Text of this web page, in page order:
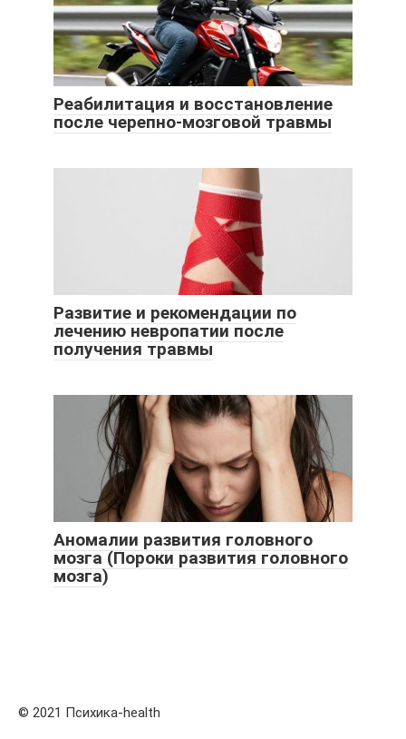
Реабилитация и восстановление
после черепно-мозговой травмы
Развитие и рекомендации по
лечению невропатии после
получения травмы
Аномалии развития головного
мозга (Пороки развития головного
мозга)
© 2021 Психика-health